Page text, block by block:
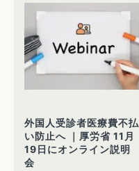
外国人受診者医療費不払
い防止へ ｜厚労省 11月
19日にオンライン説明
会